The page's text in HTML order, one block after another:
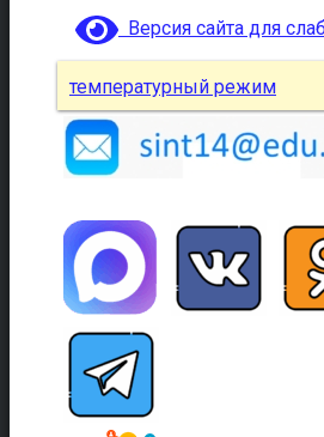
Версия сайта для
температурный режим